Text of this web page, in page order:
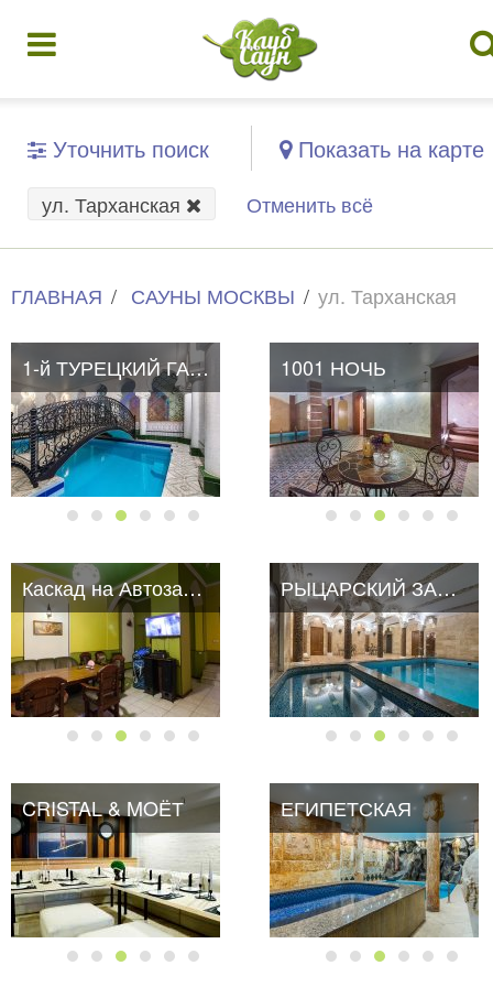
Уточнить поиск Показать на карте
ул. Тарханская Отменить всё
ГЛАВНАЯ САУНЫ МОСКВЫ ул. Тарханская
1-й ТУРЕЦКИЙ ГАМБИТ 1001 НОЧЬ
Каскад на Автозаводской РЫЦАРСКИЙ ЗАМОК
CRISTAL & MOЁТ
CRISTAL & MOЁТ ЕГИПЕТСКАЯ